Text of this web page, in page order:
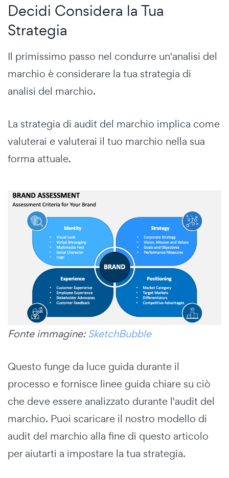
Decidi Considera la Tua
Strategia
Il primissimo passo nel condurre un'analisi del
marchio è considerare la tua strategia di
analisi del marchio.
La strategia di audit del marchio implica come
valuterai e valuterai il tuo marchio nella sua
forma attuale.
Fonte immagine: SketchBubble
Questo funge da luce guida durante il
processo e fornisce linee guida chiare su ciò
che deve essere analizzato durante l'audit del
marchio. Puoi scaricare il nostro modello di
audit del marchio alla fine di questo articolo
per aiutarti a impostare la tua strategia.